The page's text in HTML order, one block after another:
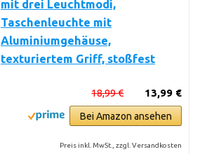
mit drei Leuchtmodi,
Taschenleuchte mit
Aluminiumgehäuse,
texturiertem Griff, stoßfest
13,99 €
18,99 €
Bei Amazon ansehen
Preis inkl. MwSt., zzgl. Versandkosten